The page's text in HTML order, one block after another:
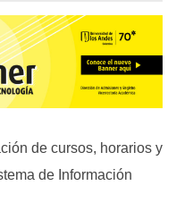
de cursos, horarios y
de Información